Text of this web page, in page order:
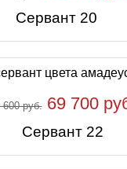
Сервант 20
600 руб.69 700
Сервант 22